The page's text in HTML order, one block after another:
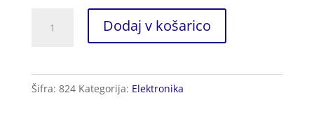
Divjadi
količina
Dodaj v košarico
Šifra: 824 Kategorija: Elektronika